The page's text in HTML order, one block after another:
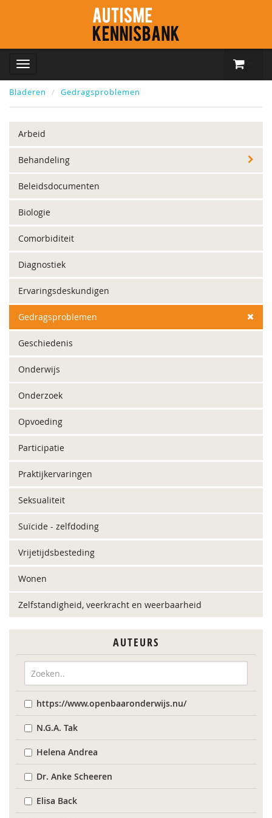
Bladeren Gedragsproblemen
Arbeid
Behandeling
Beleidsdocumenten
Biologie
Comorbiditeit
Diagnostiek
Ervaringsdeskundigen
Gedragsproblemen
Geschiedenis
Onderwijs
Onderzoek
Opvoeding
Participatie
Praktijkervaringen
Seksualiteit
Suïcide - zelfdoding
Vrijetijdsbesteding
Wonen
Zelfstandigheid, veerkracht en weerbaarheid
AUTEURS
https://www.openbaaronderwijs.nu/
N.G.A. Tak
Helena Andrea
Dr. Anke Scheeren
Elisa Back